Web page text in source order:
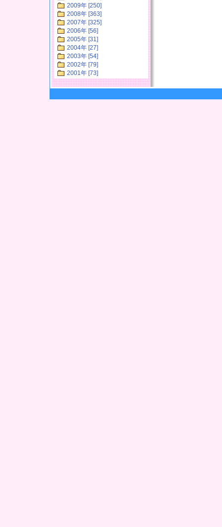
2009年 [250]
2008年 [363]
2007年 [325]
2006年 [56]
2005年 [31]
2004年 [27]
2003年 [54]
2002年 [79]
2001年 [73]